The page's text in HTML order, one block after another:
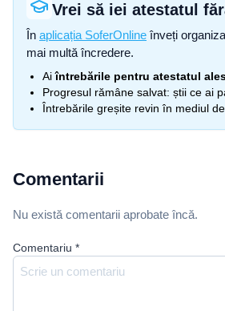
Vrei să iei atestatul
În aplicația SoferOnline înveți
mai multă încredere.
Aiîntrebările pentru atestatul
Progresul rămâne salvat: știi ce ai
Întrebările greșite revin în mediul
Comentarii
Nu există comentarii aprobate încă.
Comentariu *